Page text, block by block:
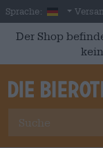
Skip to main content
Sprache: German
Der Shop